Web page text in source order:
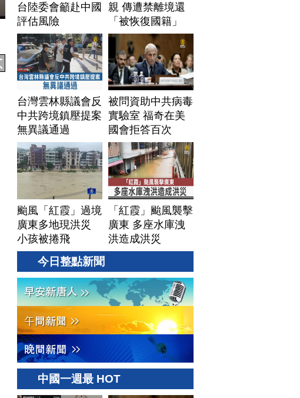
台陸委會籲赴中國
評估風險
親 傳遭禁離境還
「被恢復國籍」
台灣雲林縣議會反
中共跨境鎮壓提案
無異議通過
被問資助中共病毒
實驗室 福奇在美
國會拒答百次
颱風「紅霞」過境
廣東多地現洪災
小孩被捲飛
「紅霞」颱風襲擊
廣東 多座水庫洩
洪造成洪災
今日整點新聞
中國一週最 HOT